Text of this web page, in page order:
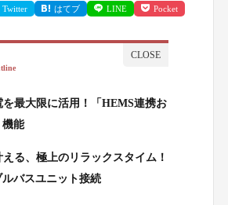
Twitter はてブ LINE Pocket
を最大限に活用！「HEMS連携お
機能
る、極上のリラックスタイム！
バスユニット接続